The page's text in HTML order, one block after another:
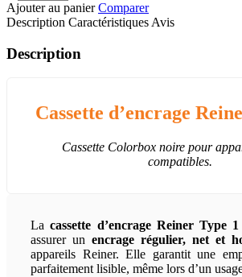
Ajouter au panier Comparer
Description Caractéristiques Avis
Description
Cassette d’encrage
Cassette Colorbox noire pour
compatibles.
Lacassette d’encrage Reiner Type 1
assurer un encrage régulier, net et
appareils Reiner. Elle garantit une
parfaitement lisible, même lors d’un